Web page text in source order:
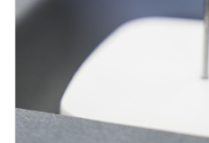
スタッフコンテンツ一覧
コーディネート
レビュー